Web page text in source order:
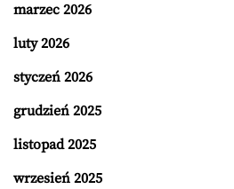
marzec 2026
luty 2026
styczeń 2026
grudzień 2025
listopad 2025
wrzesień 2025